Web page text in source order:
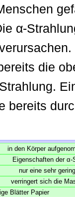
α-
die
bereits
in den Körper
Eigenschaften der α-
nur eine sehr
verringert sich die
Blätter Papier